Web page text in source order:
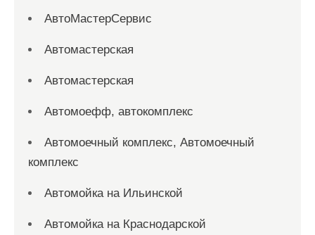
АвтоМастерСервис
Автомастерская
Автомастерская
Автомоефф, автокомплекс
Автомоечный комплекс, Автомоечный
комплекс
Автомойка на Ильинской
Автомойка на Краснодарской